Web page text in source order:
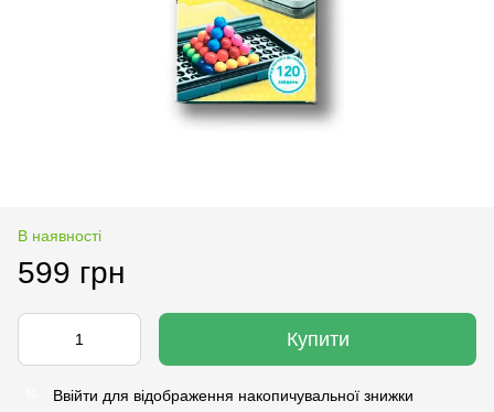
В наявності
599 грн
Купити
Ввійти для відображення накопичувальної знижки